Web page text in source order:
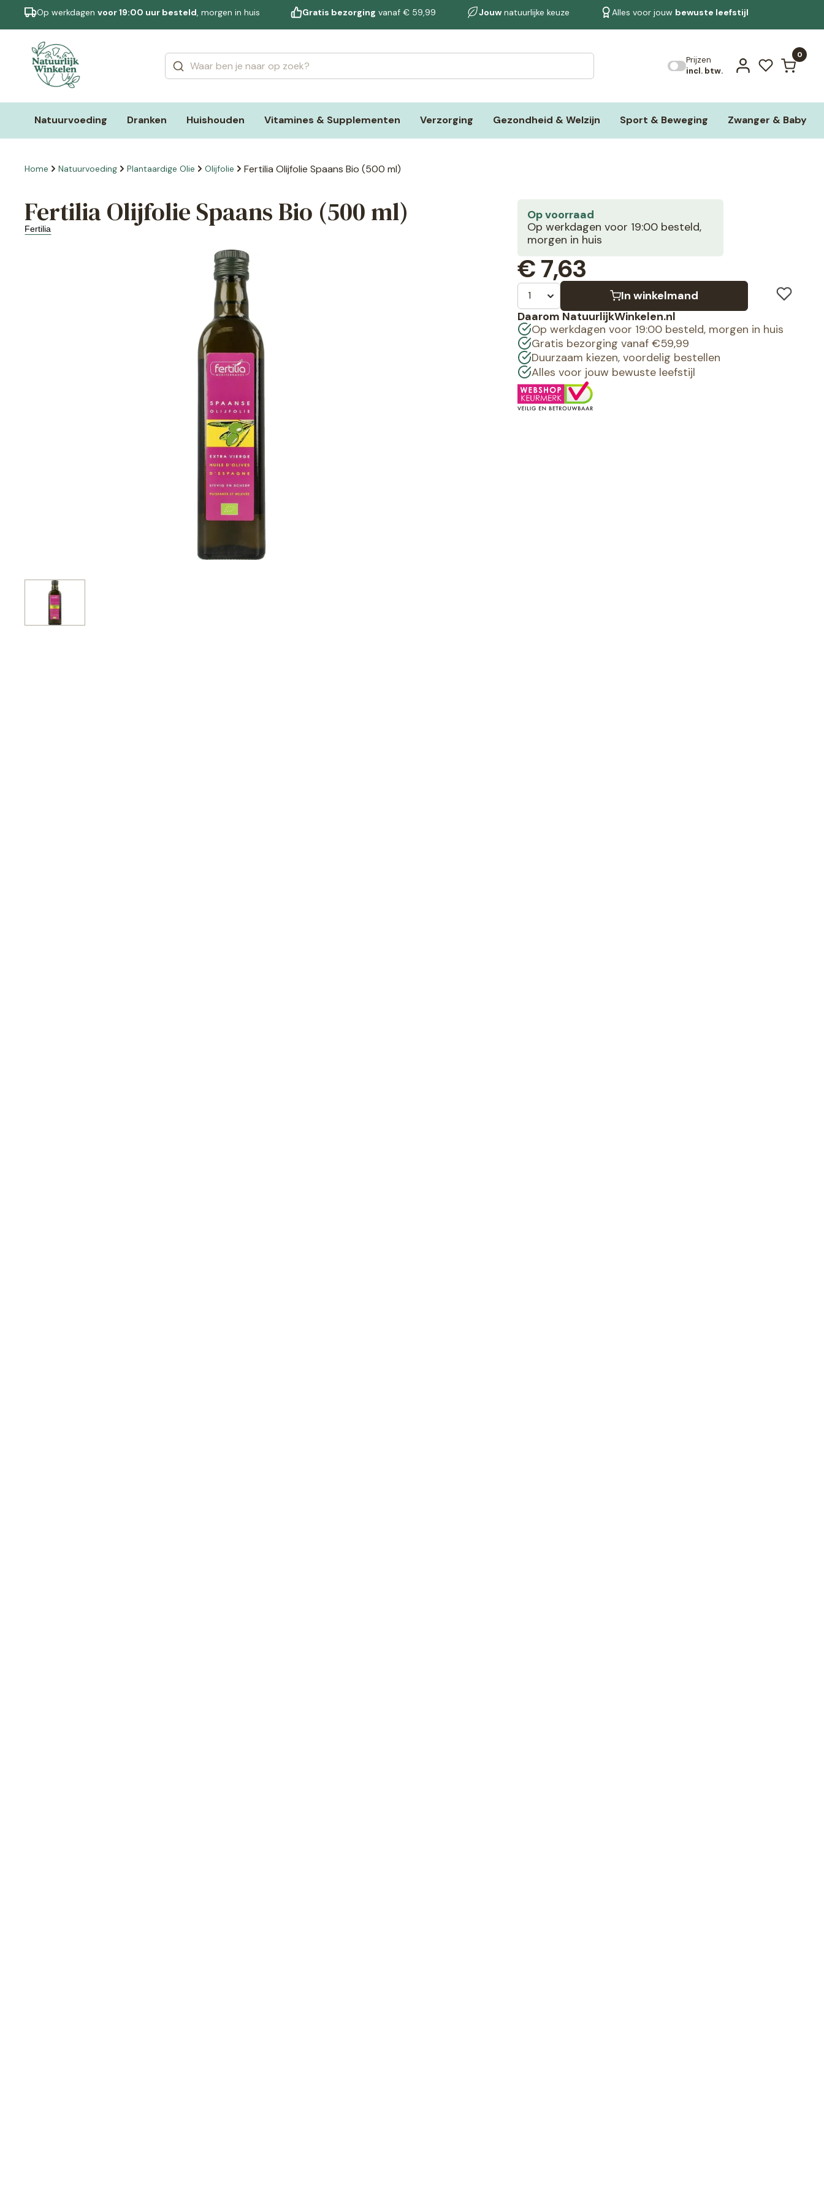
Op werkdagen voor 19:00 uur besteld, morgen in huis Gratis bezorging vanaf € 59,99 Jouwnatuurlijke keuze Alles voor jouw bewuste leefstijl
Prijzen
incl. btw.
0
Natuurvoeding Dranken Huishouden Vitamines & Supplementen Verzorging Gezondheid & Welzijn Sport & Beweging Zwanger & Baby
Bekijk alle resultaten
Home Natuurvoeding Plantaardige Olie Olijfolie Fertilia Olijfolie Spaans Bio (500 ml)
Fertilia Olijfolie Spaans Bio (500 ml)
Fertilia
Op voorraad
Op werkdagen voor 19:00 besteld,
morgen in huis
€7,63
In winkelmand
Daarom NatuurlijkWinkelen.nl
Op werkdagen voor 19:00 besteld, morgen in huis
Gratis bezorging vanaf €59,99
Duurzaam kiezen, voordelig bestellen
Alles voor jouw bewuste leefstijl